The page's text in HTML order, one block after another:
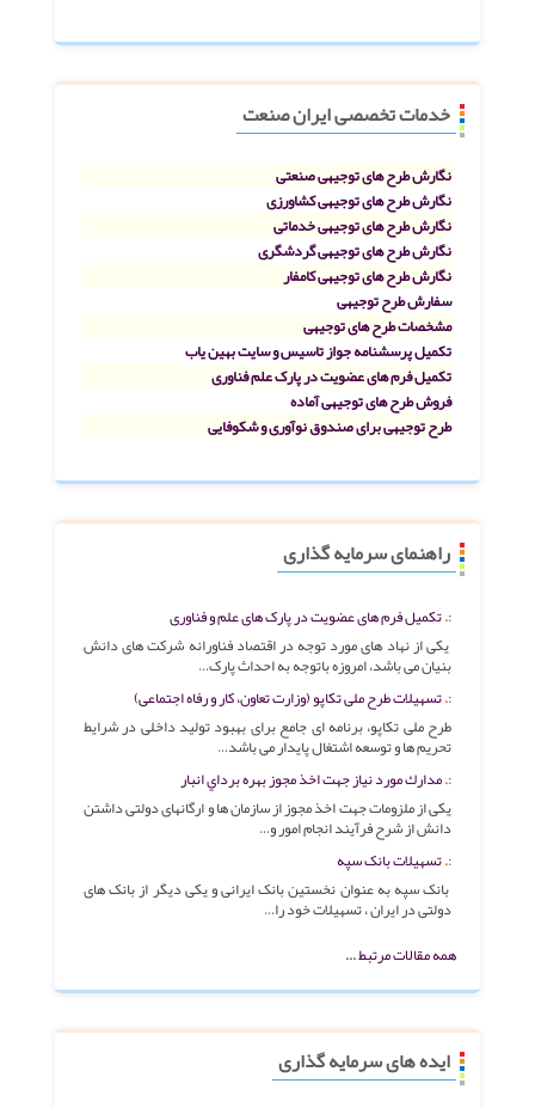
خدمات تخصصی ایران صنعت
نگارش طرح های توجیهی صنعتی
نگارش طرح های توجیهی کشاورزی
نگارش طرح های توجیهی خدماتی
نگارش طرح های توجیهی گردشگری
نگارش طرح های توجیهی کامفار
سفارش طرح توجیهی
مشخصات طرح های توجیهی
تکمیل پرسشنامه جواز تاسیس و سایت بهین یاب
تکمیل فرم های عضویت در پارک علم فناوری
فروش طرح های توجیهی آماده
طرح توجیهی برای صندوق نوآوری و شکوفایی
راهنمای سرمایه گذاری
تکمیل فرم های عضویت در پارک های علم و فناوری
یکی از نهاد های مورد توجه در اقتصاد فناورانه شرکت های دانش
بنیان می باشد، امروزه باتوجه به احداث پارک…
تسهیلات طرح ملی تکاپو (وزارت تعاون، کار و رفاه اجتماعی)
طرح ملی تکاپو، برنامه ای جامع برای بهبود تولید داخلی در شرایط
تحریم ها و توسعه اشتغال پایدار می باشد…
مدارك مورد نياز جهت اخذ مجوز بهره برداي انبار
یکی از ملزومات جهت اخذ مجوز از سازمان ها و ارگانهای دولتی داشتن
دانش از شرح فرآیند انجام امور و…
تسهیلات بانک سپه
بانک سپه به عنوان نخستین بانک ایرانی و یکی دیگر از بانک های
دولتی در ایران ، تسهیلات خود را…
همه مقالات مرتبط ...
ایده های سرمایه گذاری